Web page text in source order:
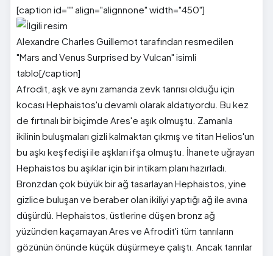
[caption id="" align="alignnone" width="450"]
Alexandre Charles Guillemot tarafından resmedilen
"Mars and Venus Surprised by Vulcan" isimli
tablo[/caption]
Afrodit, aşk ve aynı zamanda zevk tanrısı olduğu için
kocası Hephaistos'u devamlı olarak aldatıyordu. Bu kez
de fırtınalı bir biçimde Ares'e aşık olmuştu. Zamanla
ikilinin buluşmaları gizli kalmaktan çıkmış ve titan Helios'un
bu aşkı keşfedişi ile aşkları ifşa olmuştu. İhanete uğrayan
Hephaistos bu aşıklar için bir intikam planı hazırladı.
Bronzdan çok büyük bir ağ tasarlayan Hephaistos, yine
gizlice buluşan ve beraber olan ikiliyi yaptığı ağ ile avına
düşürdü. Hephaistos, üstlerine düşen bronz ağ
yüzünden kaçamayan Ares ve Afrodit'i tüm tanrıların
gözünün önünde küçük düşürmeye çalıştı. Ancak tanrılar